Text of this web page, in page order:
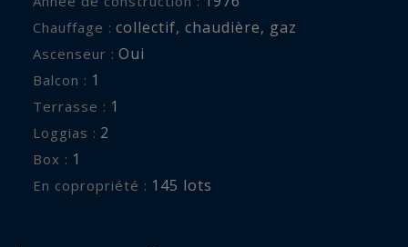
Chauffage : collectif, chaudière, gaz
Ascenseur : Oui
balcon : 1
terrasse : 1
loggias : 2
box : 1
En copropriété : 145 lots